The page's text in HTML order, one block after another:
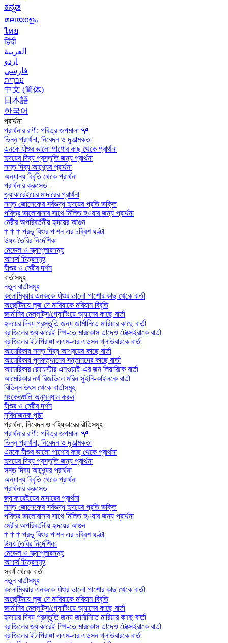
ಕನ್ನಡ
മലയാളം
ไทย
हिंदी
العربية
اردو
فارسی
עִברִית
中文 (简体)
日本語
한국어
প্রার্থনা
প্রার্থনার রাণী: পবিত্র জপমালা 🌹
ভিন্ন প্রার্থনা, নিবেদন ও দূতাত্মকতা
এনকে যীশুর ভালো পাশোর কাছ থেকে প্রার্থনা
হৃদয়ের দিব্য প্রস্তুতি জন্য প্রার্থনা
সন্ত দিব্য আশ্র্যের প্রার্থনা
অন্যান্য বিবৃতি থেকে প্রার্থনা
প্রার্থনার ক্রুসেড
জ্যাকারেইয়ের মাদারের প্রার্থনা
সন্ত জোসেফের সর্বশুদ্ধ হৃদয়ের প্রতি ভক্তি
পবিত্র ভালোবাসার সাথে মিলিত হওয়ার জন্য প্রার্থনা
মেরীর অপরিবর্তনীয় হৃদয়ের আগুন
† † † প্রভু যিশুর পাশন এর চব্বিশ ঘণ্টা
উষধ তৈরির নির্দেশিকা
মেডেল ও স্ক্যাপুলারসমূহ
আশ্চর্য চিত্রসমূহ
যীশুর ও মেরীর দর্শন
বার্তাসমূহ
নতুন বার্তাসমূহ
কলোম্বিয়ার এনককে যীশুর ভালো পাশোর কাছ থেকে বার্তা
অর্জেন্টিনায় লুজ দে মারিয়াকে মরিয়ান বিবৃতি
জার্মানির মেল্লাট্‌স/গ্যোটিংয়ে অ্যানের কাছে বার্তা
হৃদয়ের দিব্য প্রস্তুতি জন্য জার্মানিতে মারিয়ার কাছে বার্তা
ব্রাজিলের জ্যাকারেই স্পি-তে মারকোস তাদেও টেক্সেইরাকে বার্তা
ব্রাজিলের ইটাপিরাঙ্গা এএম-এর এডসন গ্লাউবারকে বার্তা
আমেরিকায় সন্ত দিব্য আশ্রয়ের কাছে বার্তা
আমেরিকায় পুনরুত্থানের সন্তানদের কাছে বার্তা
আমেরিকার রোচেস্টার এনওয়াই-এর জন লিয়ারিকে বার্তা
আমেরিকার নর্থ রিজভিলে মরিন সুইনি-কাইলকে বার্তা
বিভিন্ন উৎস থেকে বার্তাসমূহ
সংকেতগুলি অনুসন্ধান করুন
যীশুর ও মেরীর দর্শন
সুবিধাজনক পৃষ্ঠা
প্রার্থনা, নিবেদন ও বহিষ্কারের রীতিসমূহ
প্রার্থনার রাণী: পবিত্র জপমালা 🌹
ভিন্ন প্রার্থনা, নিবেদন ও দূতাত্মকতা
এনকে যীশুর ভালো পাশোর কাছ থেকে প্রার্থনা
হৃদয়ের দিব্য প্রস্তুতি জন্য প্রার্থনা
সন্ত দিব্য আশ্র্যের প্রার্থনা
অন্যান্য বিবৃতি থেকে প্রার্থনা
প্রার্থনার ক্রুসেড
জ্যাকারেইয়ের মাদারের প্রার্থনা
সন্ত জোসেফের সর্বশুদ্ধ হৃদয়ের প্রতি ভক্তি
পবিত্র ভালোবাসার সাথে মিলিত হওয়ার জন্য প্রার্থনা
মেরীর অপরিবর্তনীয় হৃদয়ের আগুন
† † † প্রভু যিশুর পাশন এর চব্বিশ ঘণ্টা
উষধ তৈরির নির্দেশিকা
মেডেল ও স্ক্যাপুলারসমূহ
আশ্চর্য চিত্রসমূহ
স্বর্গ থেকে বার্তা
নতুন বার্তাসমূহ
কলোম্বিয়ার এনককে যীশুর ভালো পাশোর কাছ থেকে বার্তা
অর্জেন্টিনায় লুজ দে মারিয়াকে মরিয়ান বিবৃতি
জার্মানির মেল্লাট্‌স/গ্যোটিংয়ে অ্যানের কাছে বার্তা
হৃদয়ের দিব্য প্রস্তুতি জন্য জার্মানিতে মারিয়ার কাছে বার্তা
ব্রাজিলের জ্যাকারেই স্পি-তে মারকোস তাদেও টেক্সেইরাকে বার্তা
ব্রাজিলের ইটাপিরাঙ্গা এএম-এর এডসন গ্লাউবারকে বার্তা